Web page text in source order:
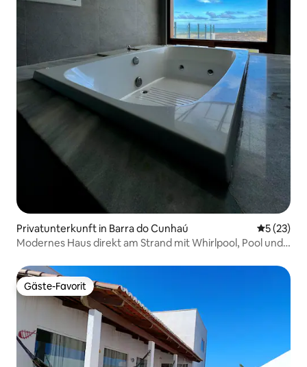
Privatunterkunft in Barra do Cunhaú
5 (23)
Modernes Haus direkt am Strand mit Whirlpool, Pool und
Gäste-Favorit
Gäste-Favorit